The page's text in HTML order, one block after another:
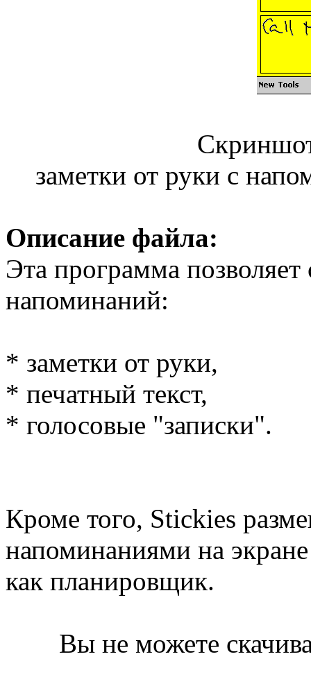
заметки от руки с
Описание файла:
Эта программа позволяет
напоминаний:
* заметки от руки,
* печатный текст,
* голосовые "записки".
Кроме того, Stickies
напоминаниями на
как планировщик.
Вы не можете